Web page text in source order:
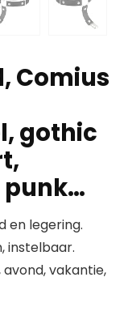
Comius
gothic
punk…
en legering.
instelbaar.
vakantie,